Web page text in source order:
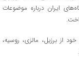
ایران درباره موضوعات
از برزیل، مالزی، روسیه،